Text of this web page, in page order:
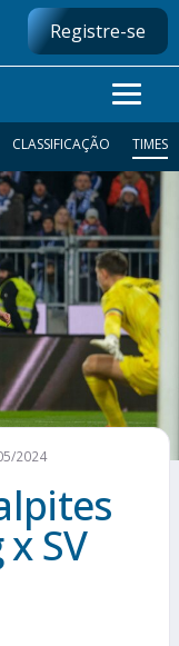
Registre-se
CLASSIFICAÇÃO TIMES
2024
SV